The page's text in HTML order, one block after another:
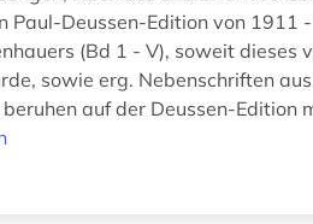
Paul-Deussen-Edition von 1911
(Bd 1 - V), soweit dieses
sowie erg. Nebenschriften
auf der Deussen-Edition